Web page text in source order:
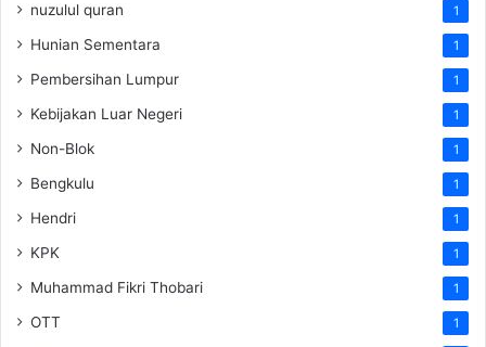
nuzulul quran 1
Hunian Sementara 1
Pembersihan Lumpur 1
Kebijakan Luar Negeri 1
Non-Blok 1
Bengkulu 1
Hendri 1
KPK 1
Muhammad Fikri Thobari 1
OTT 1